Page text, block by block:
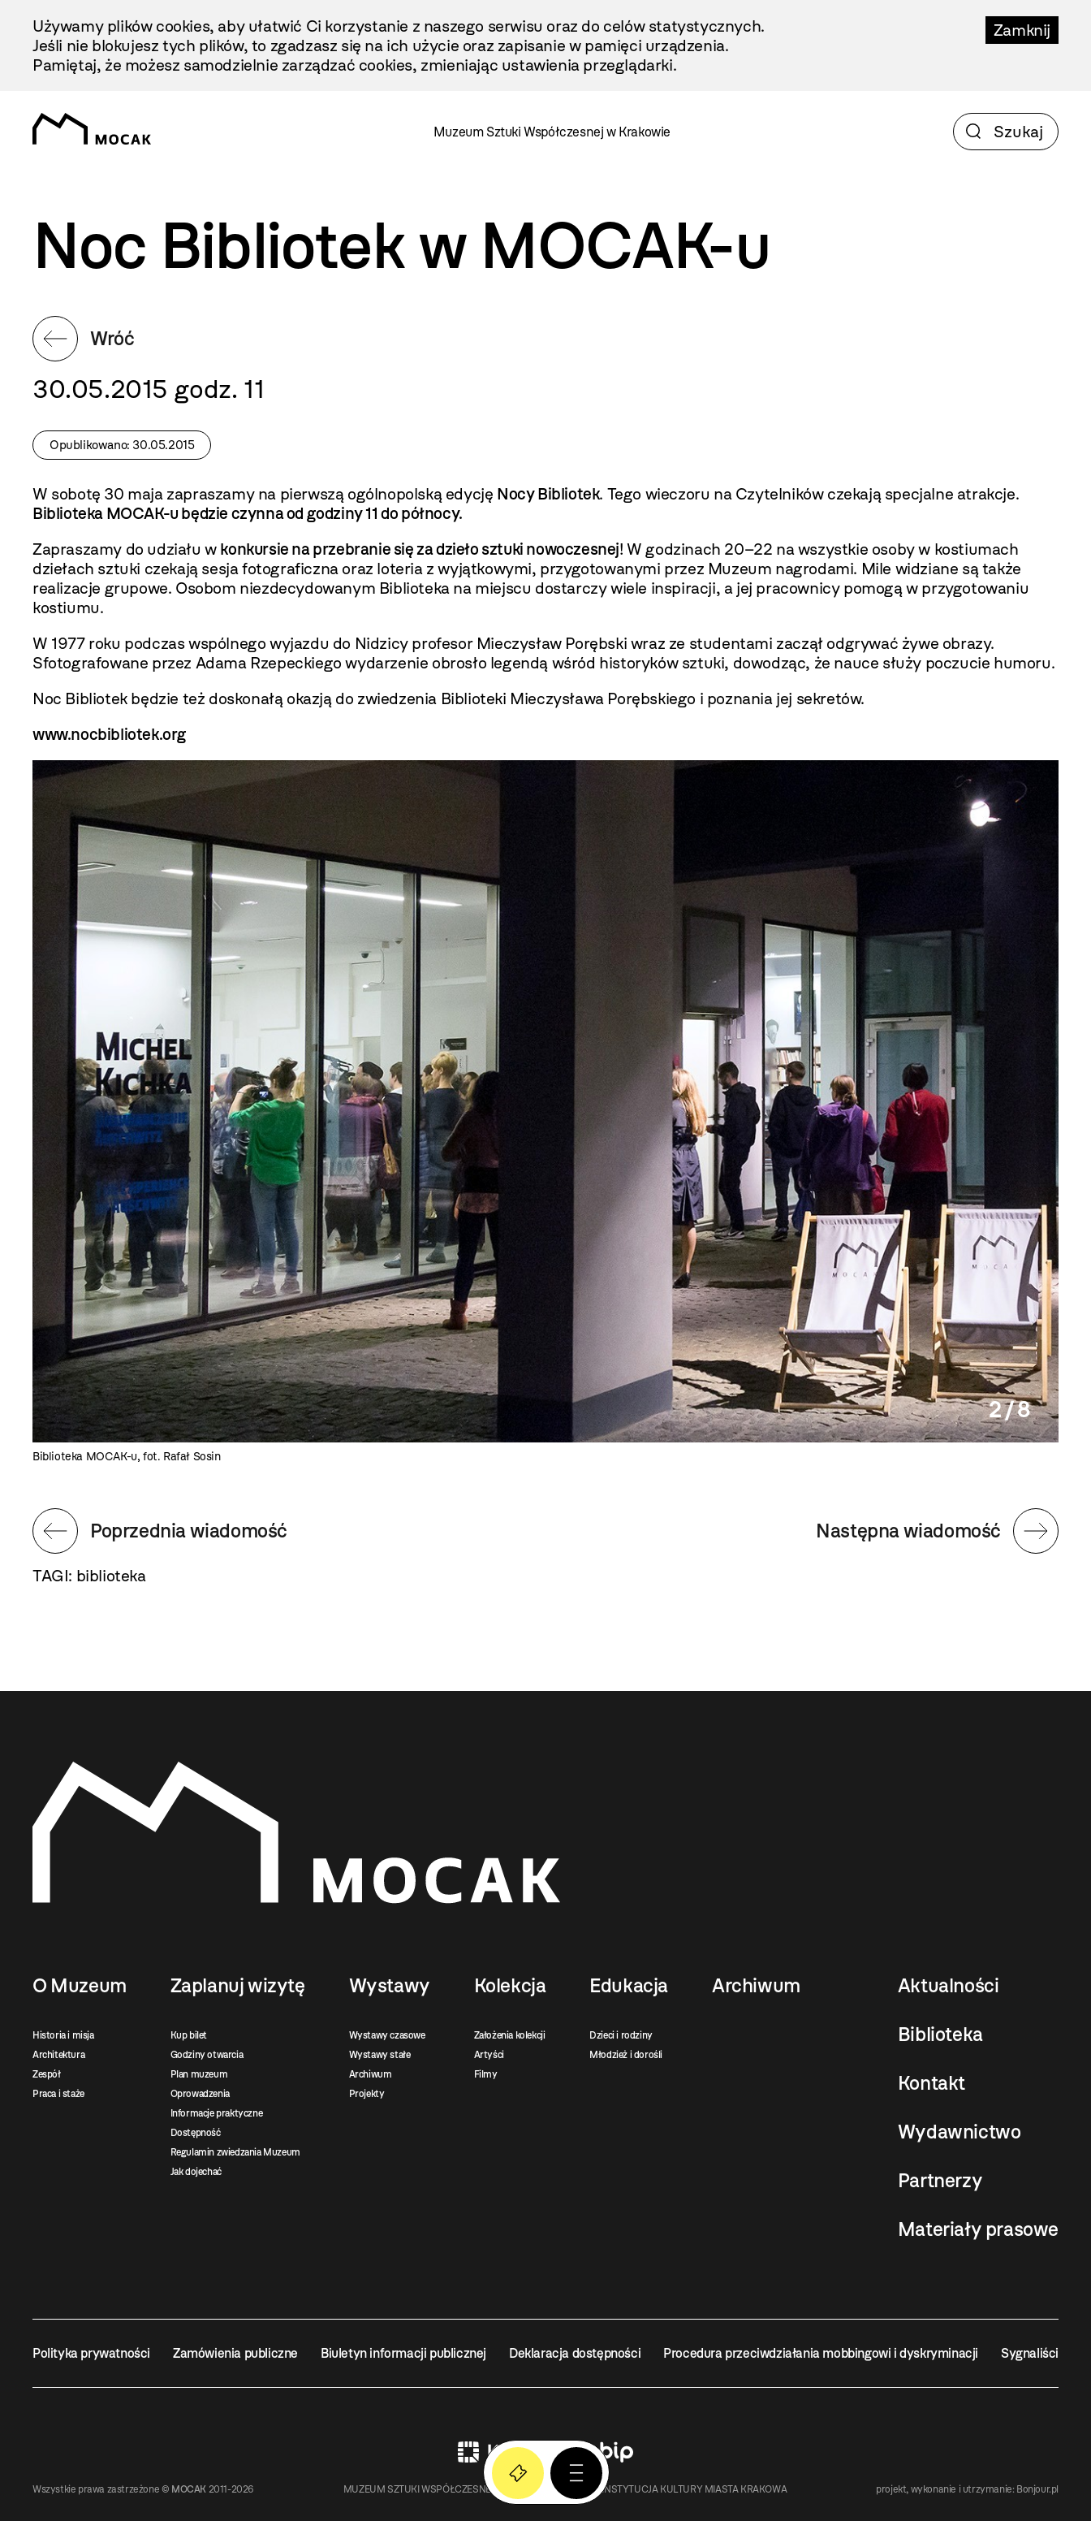
Treści
Zamknij
Używamy plików cookies, aby ułatwić Ci korzystanie z naszego serwisu oraz do celów statystycznych.
Jeśli nie blokujesz tych plików, to zgadzasz się na ich użycie oraz zapisanie w pamięci urządzenia.
Pamiętaj, że możesz samodzielnie zarządzać cookies, zmieniając ustawienia przeglądarki.
Muzeum Sztuki Współczesnej w Krakowie
Noc Bibliotek w MOCAK-u
Wróć
30.05.2015 godz. 11
Opublikowano: 30.05.2015
W sobotę 30 maja zapraszamy na pierwszą ogólnopolską edycję Nocy Bibliotek. Tego wieczoru na Czytelników czekają specjalne atrakcje.
Biblioteka MOCAK-u będzie czynna od godziny 11 do północy.
Zapraszamy do udziału w konkursie na przebranie się za dzieło sztuki nowoczesnej! W godzinach 20–22 na wszystkie osoby w kostiumach
dziełach sztuki czekają sesja fotograficzna oraz loteria z wyjątkowymi, przygotowanymi przez Muzeum nagrodami. Mile widziane są także
realizacje grupowe. Osobom niezdecydowanym Biblioteka na miejscu dostarczy wiele inspiracji, a jej pracownicy pomogą w przygotowaniu
kostiumu.
W 1977 roku podczas wspólnego wyjazdu do Nidzicy profesor Mieczysław Porębski wraz ze studentami zaczął odgrywać żywe obrazy.
Sfotografowane przez Adama Rzepeckiego wydarzenie obrosło legendą wśród historyków sztuki, dowodząc, że nauce służy poczucie humoru.
Noc Bibliotek będzie też doskonałą okazją do zwiedzenia Biblioteki Mieczysława Porębskiego i poznania jej sekretów.
www.nocbibliotek.org
Biblioteka MOCAK-u, fot. Rafał Sosin
2 / 8
Następna wiadomość
Poprzednia wiadomość
TAGI: biblioteka
O Muzeum
Historia i misja
Architektura
Zespół
Praca i staże
Zaplanuj wizytę
Kup bilet
Godziny otwarcia
Plan muzeum
Oprowadzenia
Informacje praktyczne
Dostępność
Regulamin zwiedzania Muzeum
Jak dojechać
Wystawy
Wystawy czasowe
Wystawy stałe
Archiwum
Projekty
Kolekcja
Założenia kolekcji
Artyści
Filmy
Edukacja
Dzieci i rodziny
Młodzież i dorośli
Archiwum Aktualności
Biblioteka
Kontakt
Wydawnictwo
Partnerzy
Materiały prasowe
Polityka prywatności Zamówienia publiczne Biuletyn informacji publicznej Deklaracja dostępności Procedura przeciwdziałania mobbingowi i dyskryminacji Sygnaliści
Wszystkie prawa zastrzeżone © MOCAK 2011-2026 MUZEUM SZTUKI WSPÓŁCZESNEJ W KRAKOWIE MOCAK – INSTYTUCJA KULTURY MIASTA KRAKOWA projekt, wykonanie i utrzymanie: Bonjour.pl